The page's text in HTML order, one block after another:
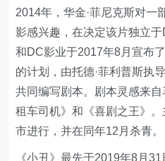
2014年，华金·菲尼克斯对一
影感兴趣，在决定该片独立
和DC影业于2017年8月宣布
的计划，由托德·菲利普斯执
共同编写剧本。剧本灵感来自
租车司机》和《喜剧之王》
市进行，并在同年12月杀青。
《小丑》最先于2019年8月